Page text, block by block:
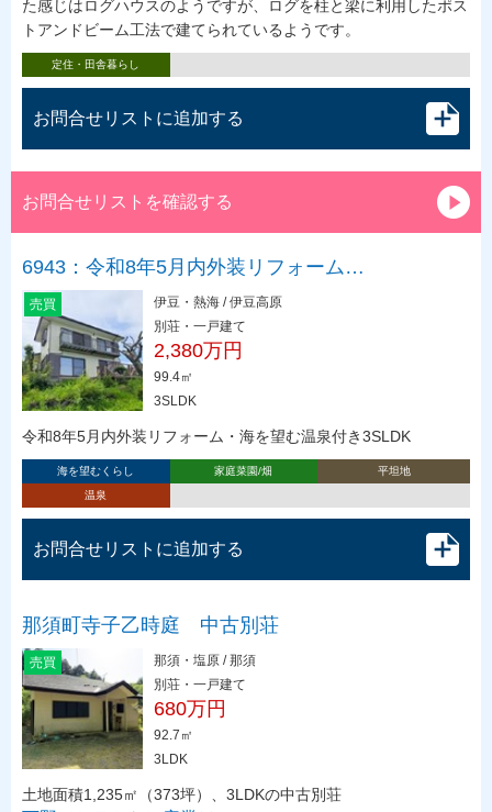
た感じはログハウスのようですが、ログを柱と梁に利用したポス
トアンドビーム工法で建てられているようです。
定住・田舎暮らし
お問合せリストに追加する
お問合せリストを確認する
6943：令和8年5月内外装リフォーム…
売買
伊豆・熱海 / 伊豆高原
別荘・一戸建て
2,380万円
99.4㎡
3SLDK
令和8年5月内外装リフォーム・海を望む温泉付き3SLDK
海を望むくらし 家庭菜園/畑
平坦地
温泉
お問合せリストに追加する
那須町寺子乙時庭 中古別荘
売買
那須・塩原 / 那須
別荘・一戸建て
680万円
92.7㎡
3LDK
土地面積1,235㎡（373坪）、3LDKの中古別荘